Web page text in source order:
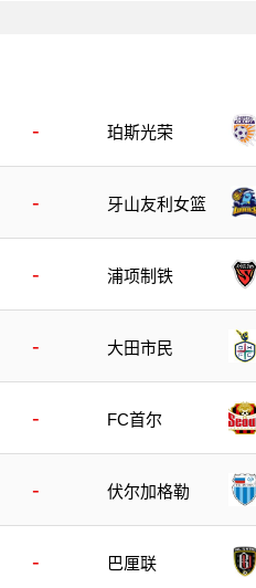
- 珀斯光荣
- 牙山友利女篮
- 浦项制铁
- 大田市民
- FC首尔
- 伏尔加格勒
- 巴厘联